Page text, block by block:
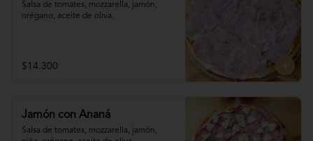
Salsa de tomates, mozzarella, jamón,
orégano, aceite de oliva.
$14.300
Jamón con Ananá
Salsa de tomates, mozzarella, jamón,